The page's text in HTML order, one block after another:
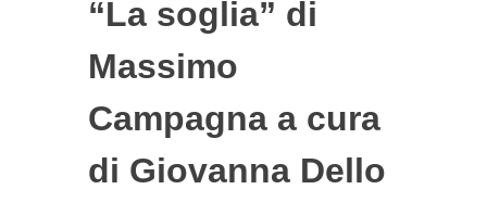
“La soglia” di
Massimo
Campagna a cura
di Giovanna Dello